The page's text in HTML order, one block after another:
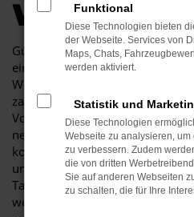
Günstig kaufen muss nicht
einhergehen. Mit einer Toyota
Weißwasser steigen Sie
zahlen trotzdem nur den Preis
Vorgehensweise ist bewährt
nehmen existierende und
konfigurierte Neuwagen und
uns an. Auf diese Weise
Tageszulassung, die formell als
werden darf. Wenn Sie in
Funktional
Diese Technologien bieten
der Webseite. Services von
Maps, Chats,
werden aktiviert.
Statistik und
Diese Technologien
Webseite zu analysieren,
zu verbessern. Zudem
die von dritten
Sie auf anderen Webseiten
zu schalten, die für Ihre